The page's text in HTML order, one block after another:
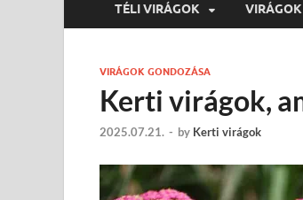
TÉLI VIRÁGOK
VIRÁGOK GONDOZÁSA
Kerti virágok,
2025.07.21. - by Kerti virágok